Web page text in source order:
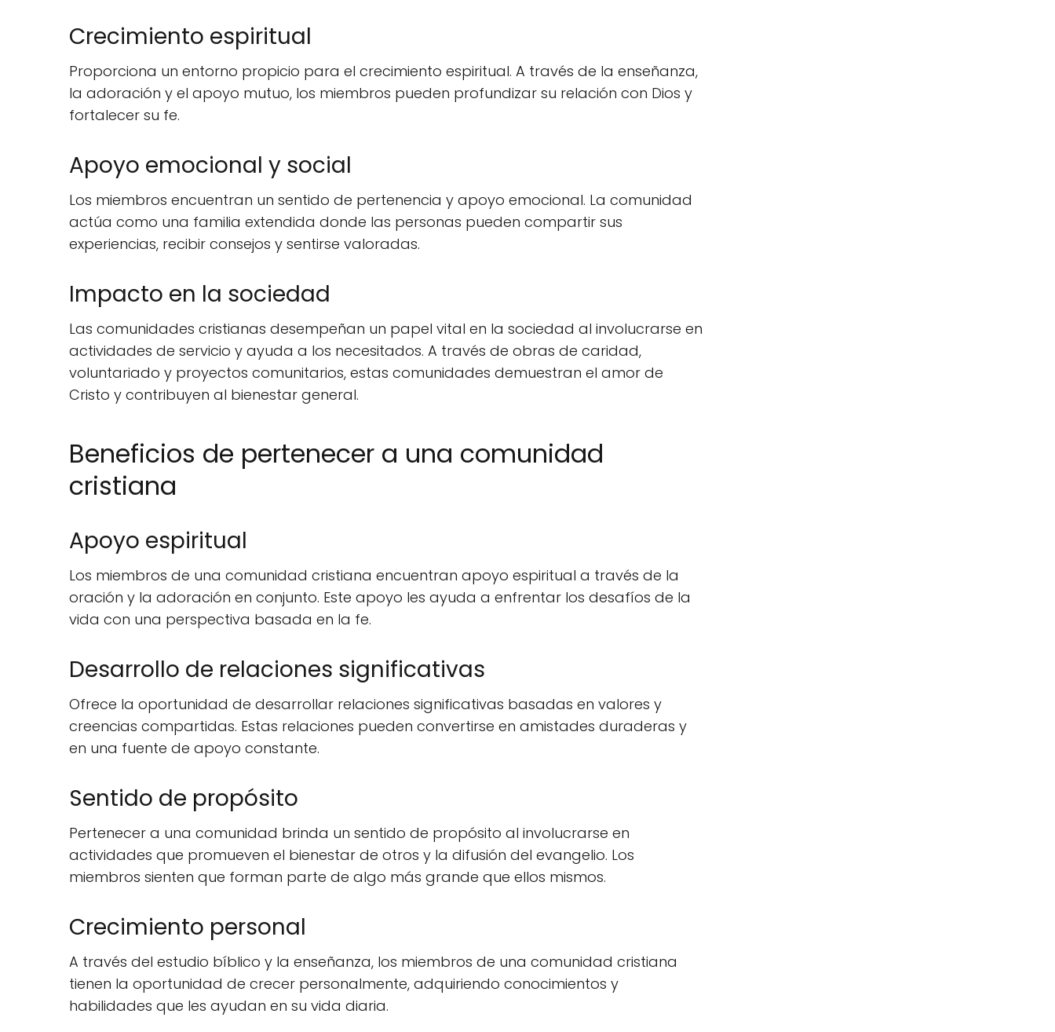
Crecimiento espiritual
Proporciona un entorno propicio para el crecimiento espiritual. A través de la enseñanza,
la adoración y el apoyo mutuo, los miembros pueden profundizar su relación con Dios y
fortalecer su fe.
Apoyo emocional y social
Los miembros encuentran un sentido de pertenencia y apoyo emocional. La comunidad
actúa como una familia extendida donde las personas pueden compartir sus
experiencias, recibir consejos y sentirse valoradas.
Impacto en la sociedad
Las comunidades cristianas desempeñan un papel vital en la sociedad al involucrarse en
actividades de servicio y ayuda a los necesitados. A través de obras de caridad,
voluntariado y proyectos comunitarios, estas comunidades demuestran el amor de
Cristo y contribuyen al bienestar general.
Beneficios de pertenecer a una comunidad
cristiana
Apoyo espiritual
Los miembros de una comunidad cristiana encuentran apoyo espiritual a través de la
oración y la adoración en conjunto. Este apoyo les ayuda a enfrentar los desafíos de la
vida con una perspectiva basada en la fe.
Desarrollo de relaciones significativas
Ofrece la oportunidad de desarrollar relaciones significativas basadas en valores y
creencias compartidas. Estas relaciones pueden convertirse en amistades duraderas y
en una fuente de apoyo constante.
Sentido de propósito
Pertenecer a una comunidad brinda un sentido de propósito al involucrarse en
actividades que promueven el bienestar de otros y la difusión del evangelio. Los
miembros sienten que forman parte de algo más grande que ellos mismos.
Crecimiento personal
A través del estudio bíblico y la enseñanza, los miembros de una comunidad cristiana
tienen la oportunidad de crecer personalmente, adquiriendo conocimientos y
habilidades que les ayudan en su vida diaria.